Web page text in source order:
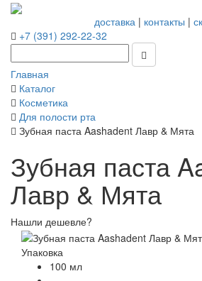
доставка| контакты |
+7 (391) 292-22-32
Главная
Каталог
Косметика
Для полости рта
Зубная паста Aashadent Лавр & Мята
Зубная паста
Лавр & Мята
Нашли дешевле?
Упаковка
100 мл